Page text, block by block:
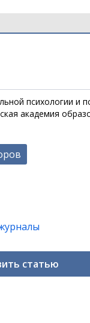
психологии и
академия
статью